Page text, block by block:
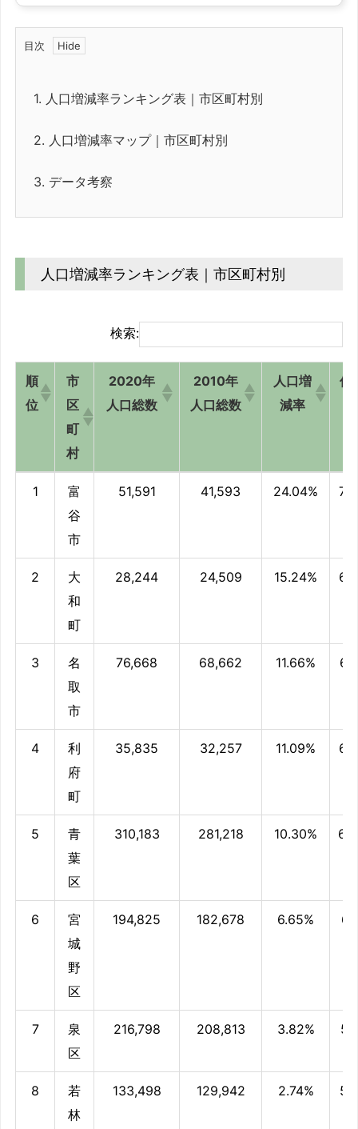
目次
1. 人口増減率ランキング表｜市区町村別
2. 人口増減率マップ｜市区町村別
3. データ考察
人口増減率ランキング表｜市区町村別
検索:
順
位
市
区
町
村
2020年
人口総数
2010年
人口総数
人口増
減率
偏
順
市
区
町
村
2020年
2010年
人口増
偏
1
富
谷
市
51,591 41,593 24.04%
2
大
和
町
28,244 24,509 15.24%
3
名
取
市
76,668 68,662 11.66%
4
利
府
町
35,835 32,257 11.09%
5
青
葉
区
310,183 281,218 10.30%
6
宮
城
野
区
194,825 182,678 6.65%
7
泉
区
216,798 208,813 3.82%
8
若
林
133,498 129,942 2.74%